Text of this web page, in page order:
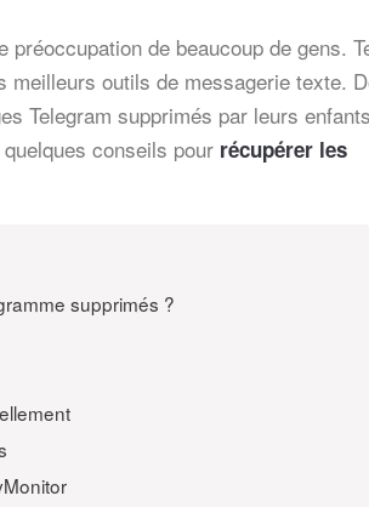
préoccupation de beaucoup de gens.
meilleurs outils de messagerie texte.
Telegram supprimés par leurs
conseils pour récupérer les
supprimés ?